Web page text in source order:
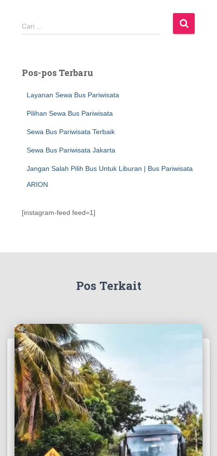
C
a
n
Cari …
Pos-pos Terbaru
Layanan Sewa Bus Pariwisata
Pilihan Sewa Bus Pariwisata
Sewa Bus Pariwisata Terbaik
Sewa Bus Pariwisata Jakarta
Jangan Salah Pilih Bus Untuk Liburan | Bus Pariwisata
ARION
[instagram-feed feed=1]
Pos Terkait